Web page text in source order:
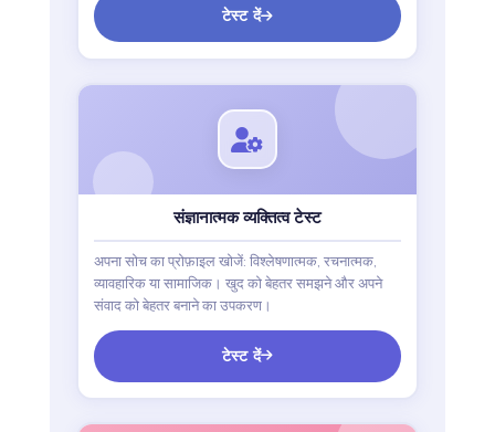
टेस्ट दें
संज्ञानात्मक व्यक्तित्व टेस्ट
अपना सोच का प्रोफ़ाइल खोजें: विश्लेषणात्मक, रचनात्मक,
व्यावहारिक या सामाजिक। खुद को बेहतर समझने और अपने
संवाद को बेहतर बनाने का उपकरण।
टेस्ट दें